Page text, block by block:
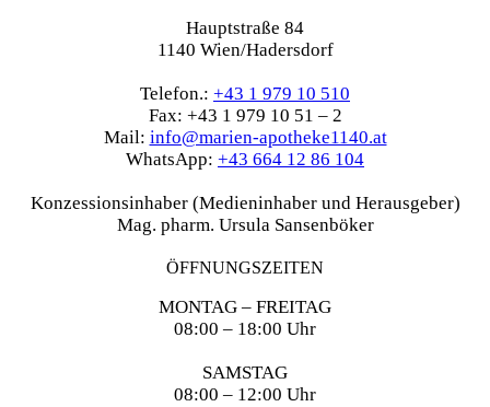
Hauptstraße 84
1140 Wien/Hadersdorf
Telefon.: +43 1 979 10 510
Fax: +43 1 979 10 51 – 2
Mail: info@marien-apotheke1140.at
WhatsApp: +43 664 12 86 104
Konzessionsinhaber (Medieninhaber und Herausgeber)
Mag. pharm. Ursula Sansenböker
ÖFFNUNGSZEITEN
MONTAG – FREITAG
08:00 – 18:00 Uhr
SAMSTAG
08:00 – 12:00 Uhr